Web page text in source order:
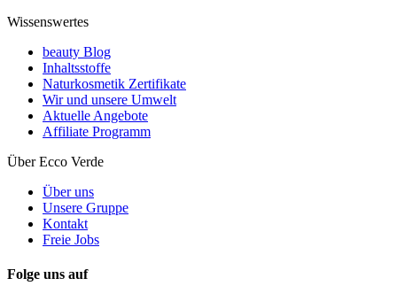
Wissenswertes
beauty Blog
Inhaltsstoffe
Naturkosmetik Zertifikate
Wir und unsere Umwelt
Aktuelle Angebote
Affiliate Programm
Über Ecco Verde
Über uns
Unsere Gruppe
Kontakt
Freie Jobs
Folge uns auf